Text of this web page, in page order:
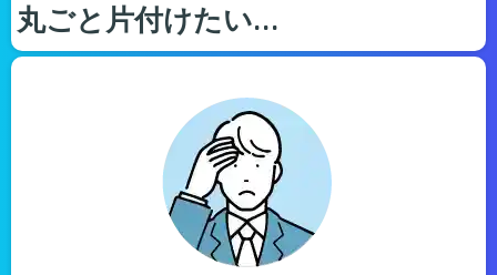
丸ごと片付けたい…